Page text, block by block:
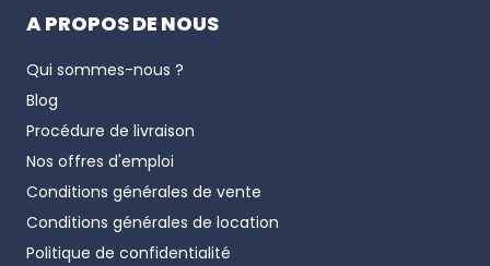
A PROPOS DE NOUS
Qui sommes-nous ?
Blog
Procédure de livraison
Nos offres d'emploi
Conditions générales de vente
Conditions générales de location
Politique de confidentialité